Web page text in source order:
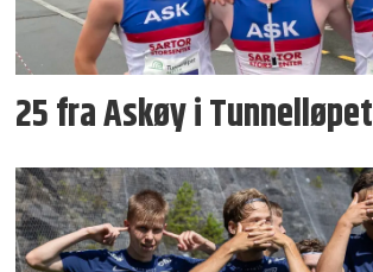
25 fra Askøy i Tunnelløpet